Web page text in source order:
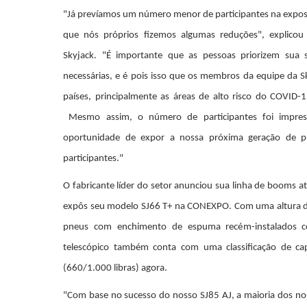
"Já prevíamos um número menor de participantes na
que nós próprios fizemos algumas reduções",
Skyjack. "É importante que as pessoas priorizem sua
necessárias, e é pois isso que os membros da equipe da
países, principalmente as áreas de alto risco do
Mesmo assim, o número de participantes foi
oportunidade de expor a nossa próxima geração de
participantes."
O fabricante líder do setor anunciou sua linha de booms
expôs seu modelo SJ66 T+ na CONEXPO. Com uma
pneus com enchimento de espuma recém-instalados
telescópico também conta com uma classificação de
(660/1.000 libras) agora.
"Com base no sucesso do nosso SJ85 AJ, a maioria dos